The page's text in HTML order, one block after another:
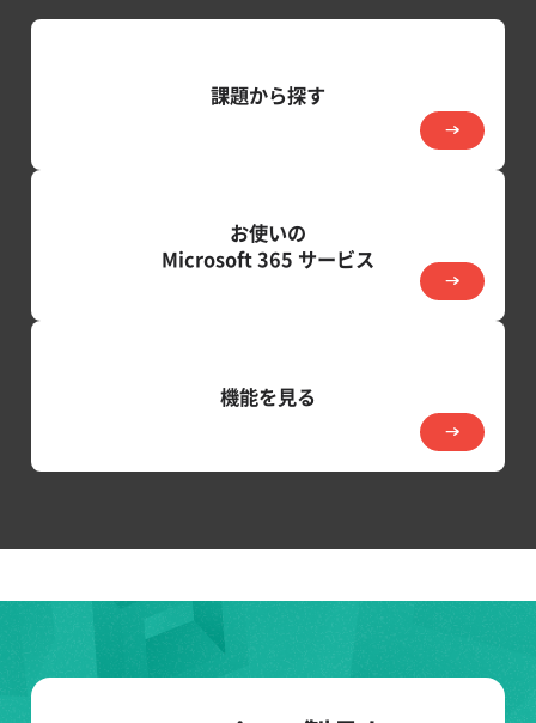
課題から探す
お使いの
Microsoft 365 サービス
機能を見る